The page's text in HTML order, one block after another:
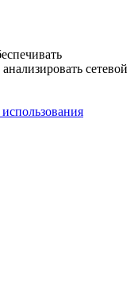
сетевой